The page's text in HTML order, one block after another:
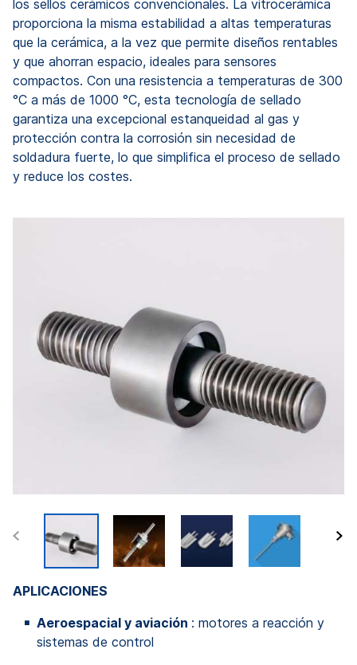
los sellos cerámicos convencionales. La vitrocerámica
proporciona la misma estabilidad a altas temperaturas
que la cerámica, a la vez que permite diseños rentables
y que ahorran espacio, ideales para sensores
compactos. Con una resistencia a temperaturas de 300
°C a más de 1000 °C, esta tecnología de sellado
garantiza una excepcional estanqueidad al gas y
protección contra la corrosión sin necesidad de
soldadura fuerte, lo que simplifica el proceso de sellado
y reduce los costes.
APLICACIONES
Aeroespacial y aviación : motores a reacción y
sistemas de control